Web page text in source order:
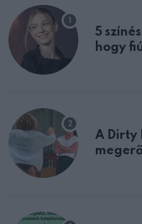
5
hogy
A Dirty